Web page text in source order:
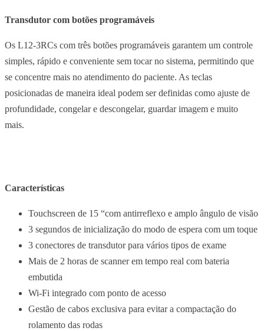
Transdutor com botões programáveis
Os L12-3RCs com três botões programáveis ​​garantem um controle
simples, rápido e conveniente sem tocar no sistema, permitindo que
se concentre mais no atendimento do paciente. As teclas
posicionadas de maneira ideal podem ser definidas como ajuste de
profundidade, congelar e descongelar, guardar imagem e muito
mais.
Características
Touchscreen de 15 “com antirreflexo e amplo ângulo de visão
3 segundos de inicialização do modo de espera com um toque
3 conectores de transdutor para vários tipos de exame
Mais de 2 horas de scannerem tempo real com bateria
embutida
Wi-Fi integrado com ponto de acesso
Gestão de cabos exclusiva para evitar a compactação do
rolamento das rodas